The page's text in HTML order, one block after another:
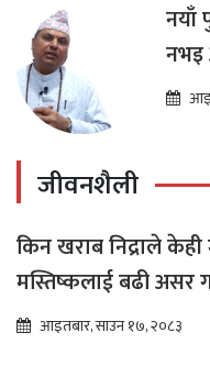
नयाँ
नभइ
जीवनशैली
किन खराब निद्राले
मस्तिष्कलाई बढी असर
आइतबार, साउन १७, २०८३